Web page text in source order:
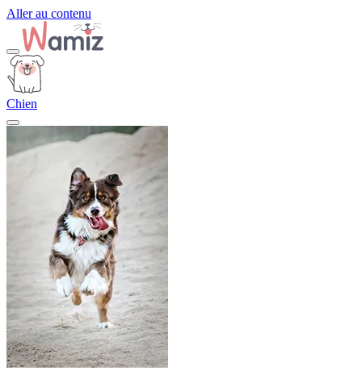
Aller au contenu
Chien